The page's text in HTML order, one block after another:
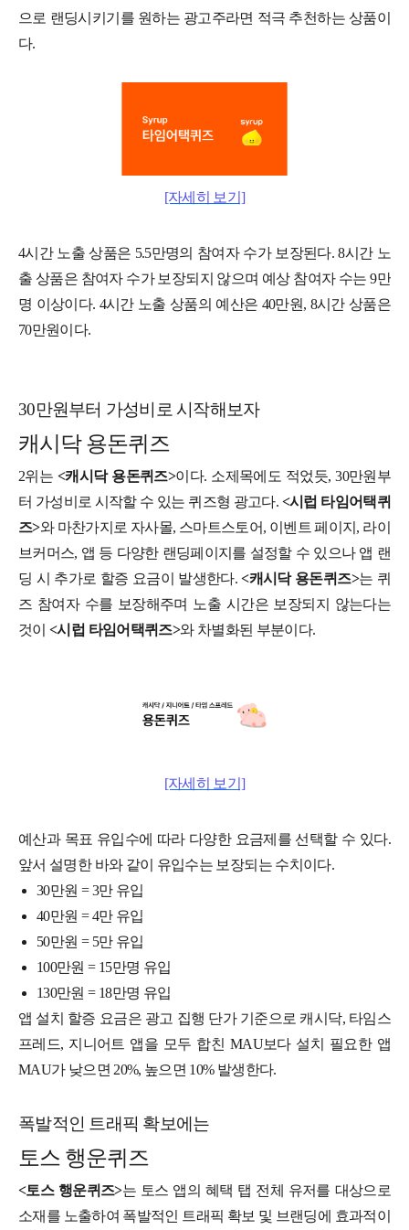
으로 랜딩시키기를 원하는 광고주라면 적극 추천하는 상품이
다.
[자세히 보기]
4시간 노출 상품은 5.5만명의 참여자 수가 보장된다. 8시간 노
출 상품은 참여자 수가 보장되지 않으며 예상 참여자 수는 9만
명 이상이다. 4시간 노출 상품의 예산은 40만원, 8시간 상품은
70만원이다.
30만원부터 가성비로 시작해보자
캐시닥 용돈퀴즈
2위는 <캐시닥 용돈퀴즈>이다. 소제목에도 적었듯, 30만원부
터 가성비로 시작할 수 있는 퀴즈형 광고다. <시럽 타임어택퀴
즈>와 마찬가지로 자사몰, 스마트스토어, 이벤트 페이지, 라이
브커머스, 앱 등 다양한 랜딩페이지를 설정할 수 있으나 앱 랜
딩 시 추가로 할증 요금이 발생한다. <캐시닥 용돈퀴즈>는 퀴
즈 참여자 수를 보장해주며 노출 시간은 보장되지 않는다는
것이 <시럽 타임어택퀴즈>와 차별화된 부분이다.
[자세히 보기]
예산과 목표 유입수에 따라 다양한 요금제를 선택할 수 있다.
앞서 설명한 바와 같이 유입수는 보장되는 수치이다.
30만원 = 3만 유입
40만원 = 4만 유입
50만원 = 5만 유입
100만원 = 15만명 유입
130만원 = 18만명 유입
앱 설치 할증 요금은 광고 집행 단가 기준으로 캐시닥, 타임스
프레드, 지니어트 앱을 모두 합친 MAU보다 설치 필요한 앱
MAU가 낮으면 20%, 높으면 10% 발생한다.
폭발적인 트래픽 확보에는
토스 행운퀴즈
<토스 행운퀴즈>는 토스 앱의 혜택 탭 전체 유저를 대상으로
소재를 노출하여 폭발적인 트래픽 확보 및 브랜딩에 효과적이